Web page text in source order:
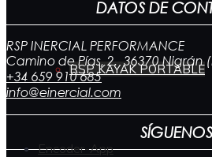
RSP KAYAK PORTABLE
Encoder-App
DATOS DE
RSP INERCIAL PERFORMANCE
Camino de Pías, 2. 36370 Nigrán
+34 659 910 685
info@einercial.com
SÍGUENOS